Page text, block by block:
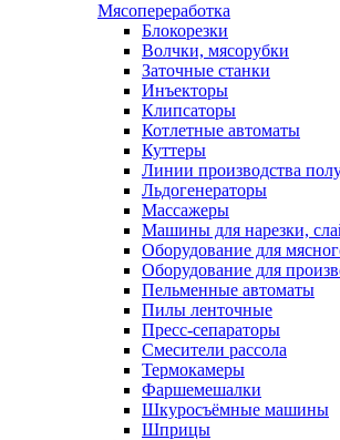
Мясопереработка
Блокорезки
Волчки, мясорубки
Заточные станки
Инъекторы
Клипсаторы
Котлетные автоматы
Куттеры
Линии производства
Льдогенераторы
Массажеры
Машины для нарезки,
Оборудование для
Оборудование для
Пельменные автоматы
Пилы ленточные
Пресс-сепараторы
Смесители рассола
Термокамеры
Фаршемешалки
Шкуросъёмные машины
Шприцы